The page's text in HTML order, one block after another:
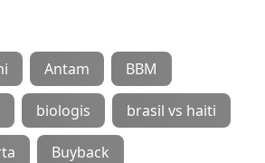
Antam BBM
biologis brasil vs haiti
Buyback